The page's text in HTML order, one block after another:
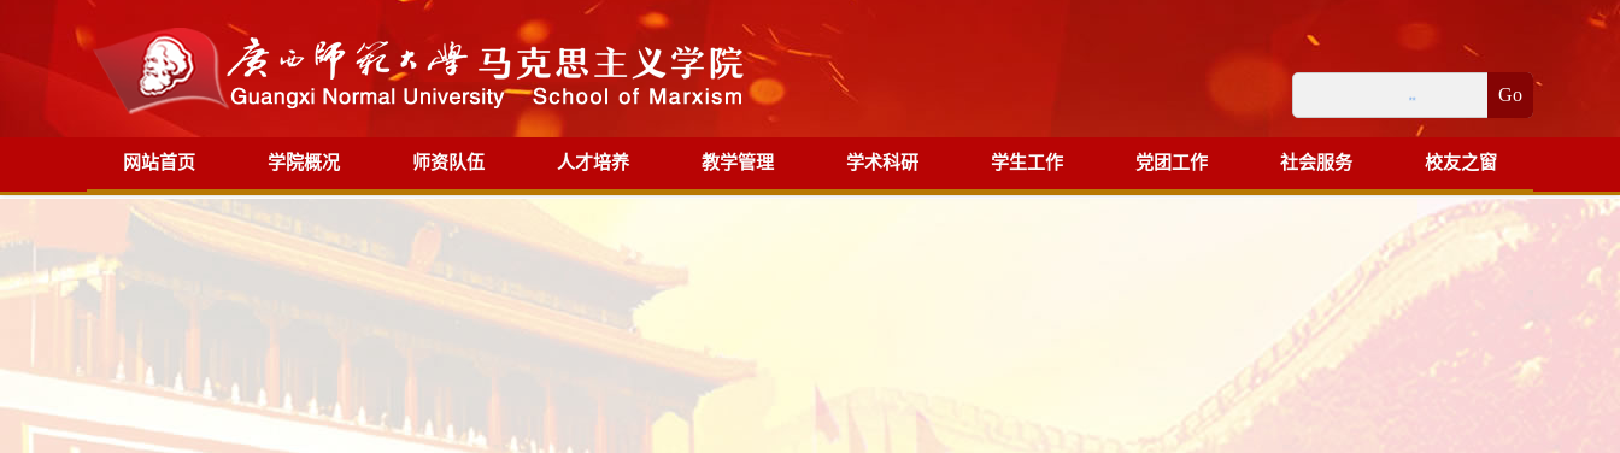
Go
网站首页 学院概况 师资队伍 人才培养 教学管理 学术科研 学生工作 党团工作 社会服务 校友之窗